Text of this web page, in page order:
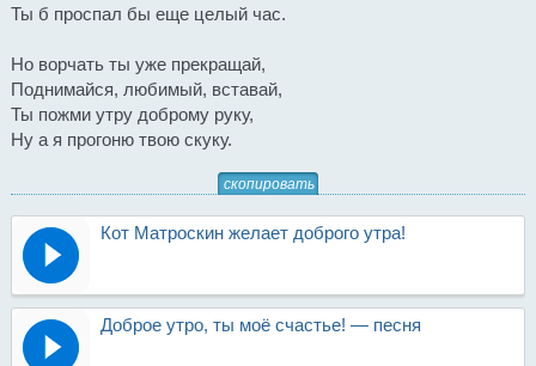
Ты б проспал бы еще целый час.
Но ворчать ты уже прекращай,
Поднимайся, любимый, вставай,
Ты пожми утру доброму руку,
Ну а я прогоню твою скуку.
скопировать
Кот Матроскин желает доброго утра!
Доброе утро, ты моё счастье! — песня